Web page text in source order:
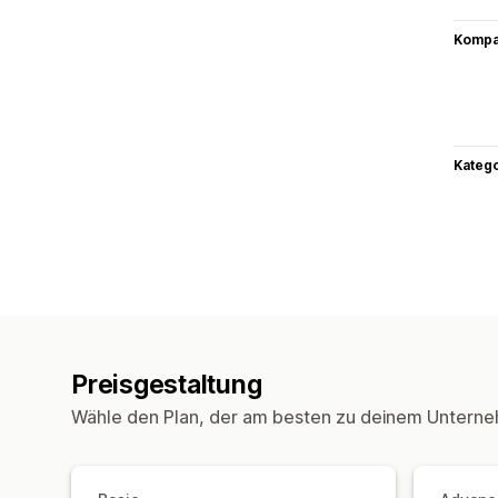
Preisgestaltung
Wähle den Plan, der am besten zu deinem